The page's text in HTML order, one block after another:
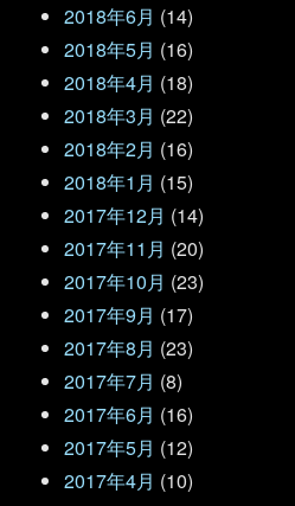
2018年6月 (14)
2018年5月 (16)
2018年4月 (18)
2018年3月 (22)
2018年2月 (16)
2018年1月 (15)
2017年12月 (14)
2017年11月 (20)
2017年10月 (23)
2017年9月 (17)
2017年8月 (23)
2017年7月 (8)
2017年6月 (16)
2017年5月 (12)
2017年4月 (10)